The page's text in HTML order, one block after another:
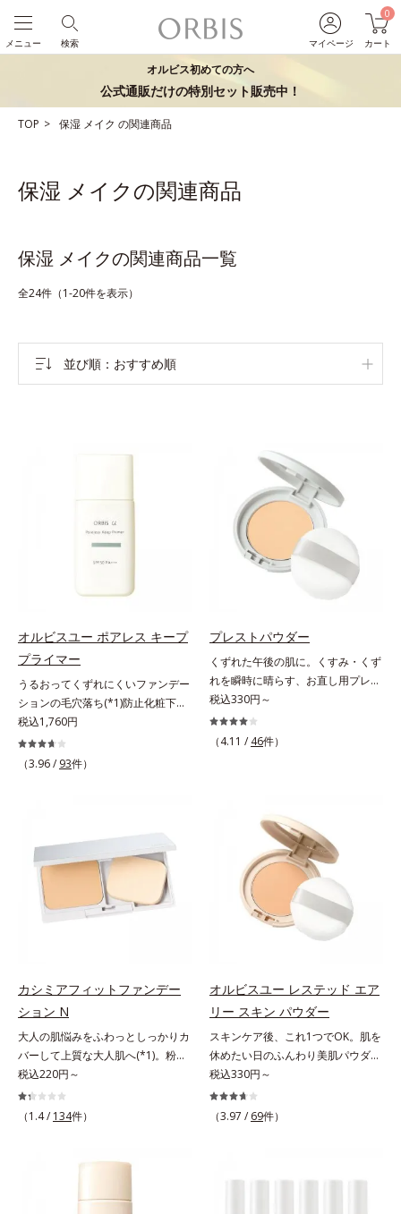
マイページ
0
カート
検索
メニュー
オルビス初めての方へ
公式通販だけの特別セット販売中！
TOP 保湿 メイク の関連商品
保湿 メイクの関連商品
保湿 メイクの関連商品一覧
全24件（1-20件を表示）
並び順 おすすめ順
オルビスユー ポアレス キープ
プライマー
うるおってくずれにくいファンデー
ションの毛穴落ち(*1)防止化粧下
地。ファンデーションの毛穴落ち
(*1)防止化粧下地です。毛穴
1/10000サイズのマイクロカバー成
ず、メイクのりがUPします。水分
と皮脂のバランスを整え、乾燥＆ベ
タつきレスに。さらに毛穴周りの肌
にうるおいを与え、キュッと引き締
め＆ハリ感をUPさせます。また皮
ます。軽やかにのびるリキッドが肌
がふっくら整うかのよう(*3)。つっ
ぱらないここちよい密着感で、さま
ざまなタイプのファンデと併用でき
ます。毛穴が気になる箇所への部分
使いもOK。*1 ファンデーションが
くずれて毛穴に落ちること*2 酸化
税込1,760円
（3.96 / 93件）
プレストパウダー
くずれた午後の肌に。くすみ・くず
れを瞬時に晴らす、お直し用プレス
トパウダー。くすみ・くずれを瞬時
に晴らす、お直し用のプレストパウ
ダーです。朝のメイクから時間が経
ションのすき間にフィットし、凹凸
や毛穴をフラットに整えます。また
お直しと同時にうるおいを補給。さ
らに余分な皮脂を吸着して、水分と
皮脂のバランスをコントロールし、
メイクがくずれにくい肌へ。“立て
直す”ことにこだわった設計で、メ
み、ポンポンするだけでキレイが復
活します。リキッド、クッション、
パウダー、どんなファンデーション
の上に重ねてもOK。携帯に便利な
コンパクトタイプです。
税込330円～
（4.11 / 46件）
カシミアフィットファンデー
ション N
大人の肌悩みをふわっとしっかりカ
バーして上質な大人肌へ(*1)。粉感
レスファンデーション。大人の肌悩
みをふわっとしっかりカバーして、
上質な肌(*1)を演出するパウダーフ
仕上げる3種のパウダー（高いカバ
のないなめらかな肌に整えるパウダ
税込220円～
（1.4 / 134件）
オルビスユー レステッド エア
リー スキン パウダー
スキンケア後、これ1つでOK。肌を
休めたい日のふんわり美肌パウダ
ー。ふんわり美肌が叶う、うるおい
パウダーです。3色の光を操るパウ
ダーがツヤと透明感を演出。ソフト
税込330円～
（3.97 / 69件）